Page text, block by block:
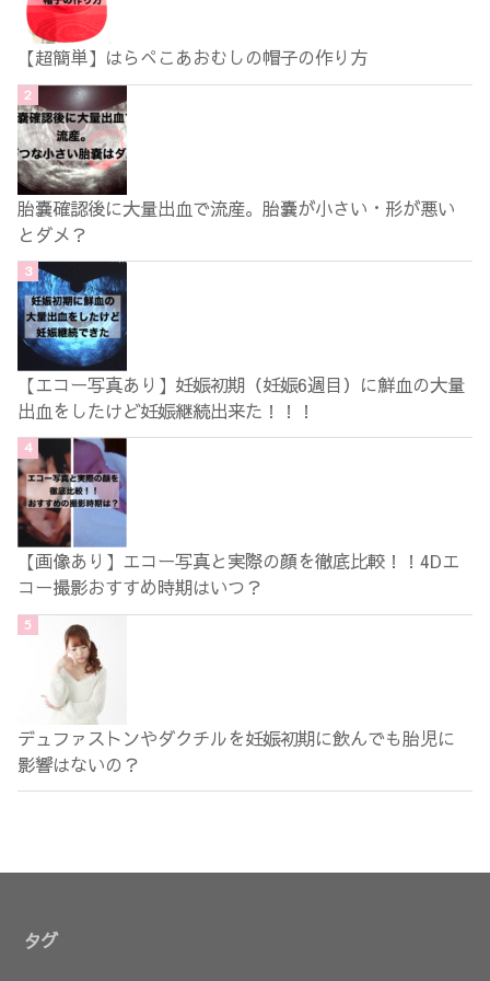
【超簡単】はらぺこあおむしの帽子の作り方
胎嚢確認後に大量出血で流産。胎嚢が小さい・形が悪い
とダメ？
【エコー写真あり】妊娠初期（妊娠6週目）に鮮血の大量
出血をしたけど妊娠継続出来た！！！
【画像あり】エコー写真と実際の顔を徹底比較！！4Dエ
コー撮影おすすめ時期はいつ？
デュファストンやダクチルを妊娠初期に飲んでも胎児に
影響はないの？
タグ